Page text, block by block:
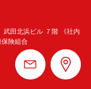
田北浜ビル ７階 《社内
険組合